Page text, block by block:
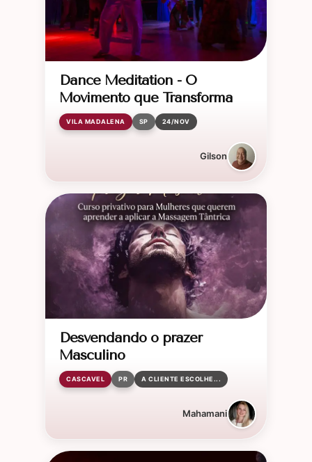
Dance Meditation - O
Movimento que Transforma
VILA MADALENA SP 24/NOV
Gilson
Desvendando o prazer
Masculino
CASCAVEL PR A CLIENTE ESCOLHE...
Mahamani